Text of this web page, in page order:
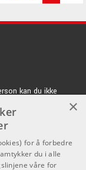
kan du ikke
nettsiden, alt salg
våre forhandlere.
×
for å forbedre
du i alle
våre for